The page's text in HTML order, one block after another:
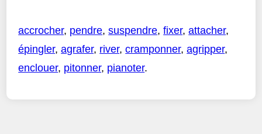
accrocher, pendre,suspendre,fixer,attacher,
épingler,agrafer, river,cramponner,agripper,
enclouer, pitonner, pianoter.